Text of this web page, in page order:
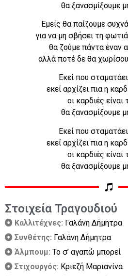
θα ξανασμίξουμε
Εμείς θα παίζουμε
για να μη σβήσει τη
θα ζούμε πάντα έναν
αλλά ποτέ δε θα
Εκεί που
εκεί αρχίζει πια η
οι καρδιές είναι
θα ξανασμίξουμε
Εκεί που
εκεί αρχίζει πια η
οι καρδιές είναι
θα ξανασμίξουμε
Στοιχεία Τραγουδιού
Καλλιτέχνες: Γαλάνη Δήμητρα
Συνθέτης: Γαλάνη Δήμητρα
Άλμπουμ: Το σ’ αγαπώ μπορεί
Στιχουργός: Κριεζή Μαριανίνα